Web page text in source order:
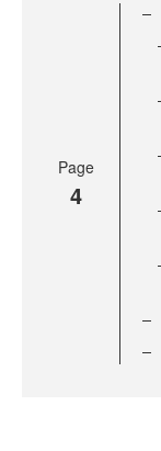
Page
4